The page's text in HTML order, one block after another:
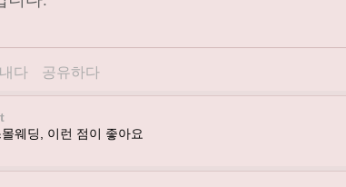
다 공유하다
웨딩, 이런 점이 좋아요